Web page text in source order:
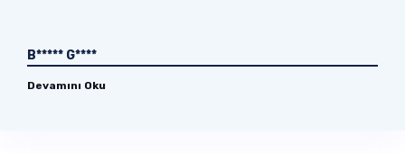
B***** G****
Devamını Oku